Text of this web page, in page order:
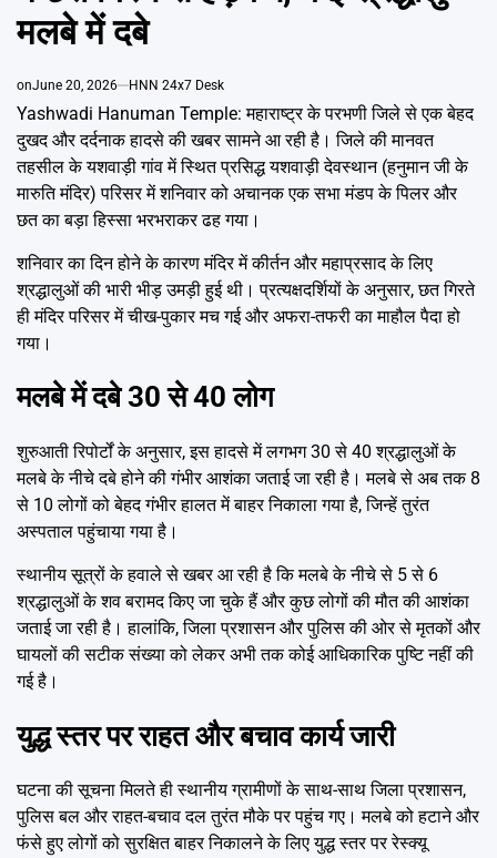
मलबे में दबे
onJune 20, 2026 HNN 24x7 Desk
Yashwadi Hanuman Temple: महाराष्ट्र के परभणी जिले से एक बेहद
दुखद और दर्दनाक हादसे की खबर सामने आ रही है। जिले की मानवत
तहसील के यशवाड़ी गांव में स्थित प्रसिद्ध यशवाड़ी देवस्थान (हनुमान जी के
मारुति मंदिर) परिसर में शनिवार को अचानक एक सभा मंडप के पिलर और
छत का बड़ा हिस्सा भरभराकर ढह गया।
शनिवार का दिन होने के कारण मंदिर में कीर्तन और महाप्रसाद के लिए
श्रद्धालुओं की भारी भीड़ उमड़ी हुई थी। प्रत्यक्षदर्शियों के अनुसार, छत गिरते
ही मंदिर परिसर में चीख-पुकार मच गई और अफरा-तफरी का माहौल पैदा हो
गया।
मलबे में दबे 30 से 40 लोग
शुरुआती रिपोर्टों के अनुसार, इस हादसे में लगभग 30 से 40 श्रद्धालुओं के
मलबे के नीचे दबे होने की गंभीर आशंका जताई जा रही है। मलबे से अब तक 8
से 10 लोगों को बेहद गंभीर हालत में बाहर निकाला गया है, जिन्हें तुरंत
अस्पताल पहुंचाया गया है।
स्थानीय सूत्रों के हवाले से खबर आ रही है कि मलबे के नीचे से 5 से 6
श्रद्धालुओं के शव बरामद किए जा चुके हैं और कुछ लोगों की मौत की आशंका
जताई जा रही है। हालांकि, जिला प्रशासन और पुलिस की ओर से मृतकों और
घायलों की सटीक संख्या को लेकर अभी तक कोई आधिकारिक पुष्टि नहीं की
गई है।
युद्ध स्तर पर राहत और बचाव कार्य जारी
घटना की सूचना मिलते ही स्थानीय ग्रामीणों के साथ-साथ जिला प्रशासन,
पुलिस बल और राहत-बचाव दल तुरंत मौके पर पहुंच गए। मलबे को हटाने और
फंसे हुए लोगों को सुरक्षित बाहर निकालने के लिए युद्ध स्तर पर रेस्क्यू